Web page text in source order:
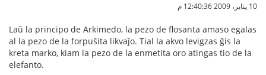
10 يناير، 2009 12:40:36 م
Laŭ la principo de Arkimedo, la pezo de flosanta amaso egalas
al la pezo de la forpuŝita likvaĵo. Tial la akvo levigzas ĝis la
kreta marko, kiam la pezo de la enmetita oro atingas tio de la
elefanto.